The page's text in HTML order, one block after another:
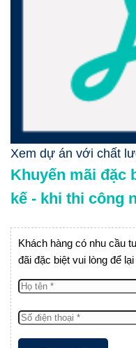
Xem dự án với chất
Khuyến mãi đặc
kế - khi thi công
Khách hàng có nhu cầu
đãi đặc biệt vui lòng để